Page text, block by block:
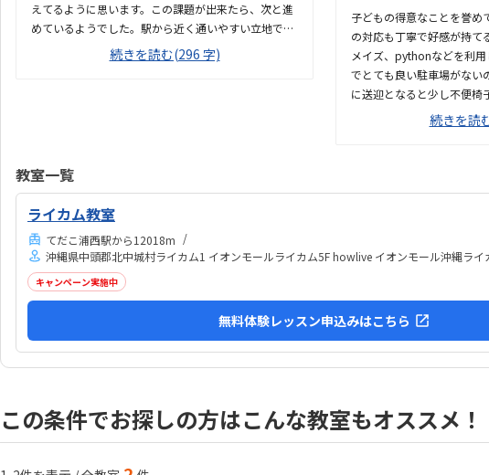
えてるように思います。この課題が出来たら、次と進
めているようでした。駅から近く通いやすい立地でし
た。駐車場は少なく、1台のみなので停めやすくはな
いです。教室の雰囲気は設備も含めて整っており、清
とを深掘ってくれる
続きを読む(296 字)
子どもの得意なことを誉め
の対応も丁寧で好感が持て
メイズ、pythonなどを利用
でとても良い駐車場がない
に送迎となると少し不便椅
とのこと机は一人一人の区
うな感じがするプログラミ
が分かりやすく表示される
休みの宿題の一部にプロ
提出したいとの要望に、色
うきょうだいで通っている
謝の割引シス...
続きを読
教室一覧
ライカム教室
てだこ浦西駅から12018m
沖縄県中頭郡北中城村ライカム1 イオンモールライカム5F howlive イオンモール沖縄ライ
キャンペーン実施中
無料体験レッスン申込みはこちら
この条件でお探しの方はこんな教室もオススメ！